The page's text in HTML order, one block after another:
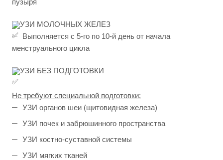
УЗИ МОЛОЧНЫХ ЖЕЛЕЗ
Выполняется с 5-го по 10-й день от начала
менструального цикла
УЗИ БЕЗ ПОДГОТОВКИ
Не требуют специальной подготовки:
УЗИ органов шеи (щитовидная железа)
УЗИ почек и забрюшинного пространства
УЗИ костно-суставной системы
УЗИ мягких тканей